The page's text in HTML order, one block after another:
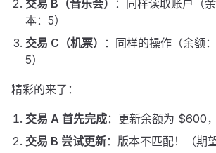
交易 B（音乐会）
：同样读取账户（
本：5）
交易 C（机票）
：同样的操作（余额
5）
精彩的来了：
交易 A 首先完成：更新余额为 $600
交易 B 尝试更新：版本不匹配！（期